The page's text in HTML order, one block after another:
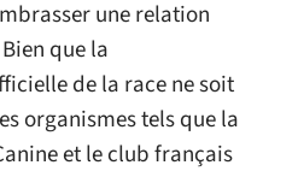
une relation
que la
de la race ne soit
organismes tels que la
et le club français